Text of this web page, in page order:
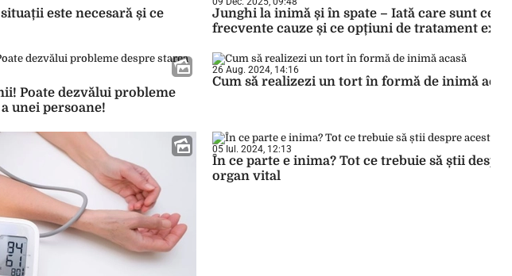
este necesară și ce
Junghi la inimă și în spate – Iată care sunt cele
frecvente cauze și ce opțiuni de tratament
Poate dezvălui probleme
unei persoane!
26 Aug. 2024, 14:16
Cum să realizezi un tort în formă de inimă
05 Iul. 2024, 12:13
În ce parte e inima? Tot ce trebuie să știi
organ vital